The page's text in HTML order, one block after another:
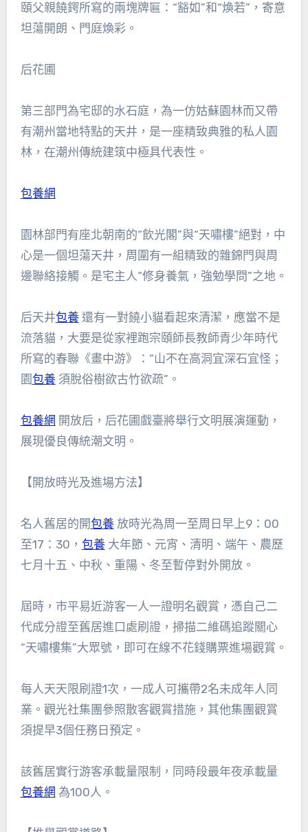
頤父親饒鍔所寫的兩塊牌匾：“豁如”和“煥若”，寄意
坦蕩開朗、門庭煥彩。
后花圃
第三部門為宅邸的水石庭，為一仿姑蘇園林而又帶
有潮州當地特點的天井，是一座精致典雅的私人園
林，在潮州傳統建筑中極具代表性。
包養網
園林部門有座北朝南的“飲光閣”與“天嘯樓”絕對，中
心是一個坦蕩天井，周圍有一組精致的雜錦門與周
邊聯絡接觸。是宅主人“修身養氣，強勉學問”之地。
后天井包養還有一對饒小貓看起來清潔，應當不是
流落貓，大要是從家裡跑宗頤師長教師青少年時代
所寫的春聯《畫中游》：“山不在高洞宜深石宜怪；
園包養須脫俗樹欲古竹欲疏”。
包養網 開放后，后花圃戲臺將舉行文明展演運動，
展現優良傳統潮文明。
【開放時光及進場方法】
名人舊居的開包養放時光為周一至周日早上9：00
至17：30， 包養大年節、元宵、清明、端午、農歷
七月十五、中秋、重陽、冬至暫停對外開放。
屆時，市平易近游客一人一證明名觀賞，憑自己二
代成分證至舊居進口處刷證，掃描二維碼追蹤關心
“天嘯樓集”大眾號，即可在線不花錢購票進場觀賞。
每人天天限刷證1次，一成人可攜帶2名未成年人同
業。觀光社集團參照散客觀賞措施，其他集團觀賞
須提早3個任務日預定。
該舊居實行游客承載量限制，同時段最年夜承載量
包養網 為100人。